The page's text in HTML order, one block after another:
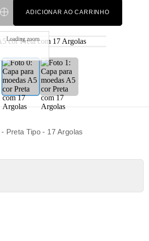
ADICIONAR AO CARRINHO
Loading zoom
Preta Tipo - 17 Argolas